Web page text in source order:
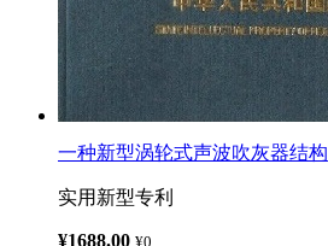
一种新型涡轮式声波吹灰器结构
实用新型专利
¥1688.00 ¥0